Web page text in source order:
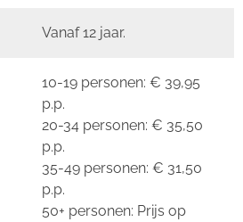
Vanaf 12 jaar.
10-19 personen: € 39,95
p.p.
20-34 personen: € 35,50
p.p.
35-49 personen: € 31,50
p.p.
50+ personen: Prijs op